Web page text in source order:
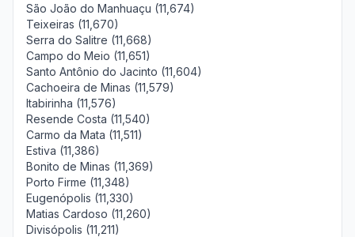
São João do Manhuaçu (11,674)
Teixeiras (11,670)
Serra do Salitre (11,668)
Campo do Meio (11,651)
Santo Antônio do Jacinto (11,604)
Cachoeira de Minas (11,579)
Itabirinha (11,576)
Resende Costa (11,540)
Carmo da Mata (11,511)
Estiva (11,386)
Bonito de Minas (11,369)
Porto Firme (11,348)
Eugenópolis (11,330)
Matias Cardoso (11,260)
Divisópolis (11,211)